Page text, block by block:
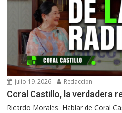
julio 19, 2026 Redacción
Coral Castillo, la verdadera
Ricardo Morales Hablar de Coral